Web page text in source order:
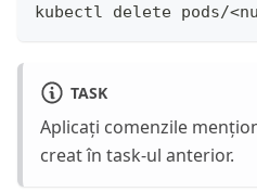
kubectl delete pods/
TASK
Aplicați comenzile
creat în task-ul anterior.